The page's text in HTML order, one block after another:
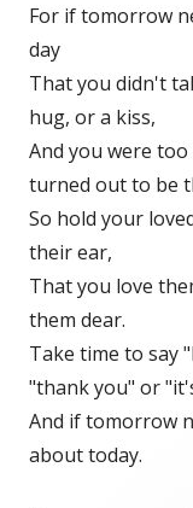
For if tomorrow
day
That you didn't
hug, or a kiss,
And you were
turned out to be
So hold your
their ear,
That you love
them dear.
Take time to say
"thank you" or
And if tomorrow
about today.